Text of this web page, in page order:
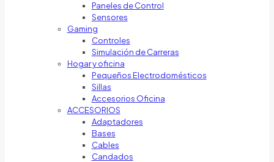
Paneles de Control
Sensores
Gaming
Controles
Simulación de Carreras
Hogar y oficina
Pequeños Electrodomésticos
Sillas
Accesorios Oficina
ACCESORIOS
Adaptadores
Bases
Cables
Candados